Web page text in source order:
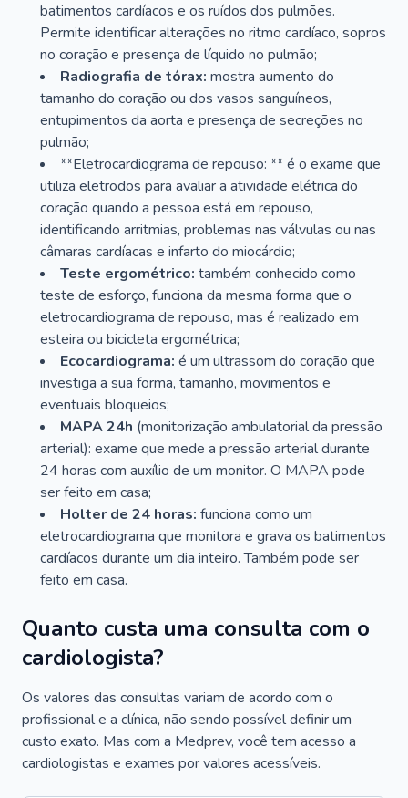
batimentos cardíacos e os ruídos dos pulmões.
Permite identificar alterações no ritmo cardíaco, sopros
no coração e presença de líquido no pulmão;
Radiografia de tórax: mostra aumento do
tamanho do coração ou dos vasos sanguíneos,
entupimentos da aorta e presença de secreções no
pulmão;
**Eletrocardiograma de repouso: ** é o exame que
utiliza eletrodos para avaliar a atividade elétrica do
coração quando a pessoa está em repouso,
identificando arritmias, problemas nas válvulas ou nas
câmaras cardíacas e infarto do miocárdio;
Teste ergométrico: também conhecido como
teste de esforço, funciona da mesma forma que o
eletrocardiograma de repouso, mas é realizado em
esteira ou bicicleta ergométrica;
Ecocardiograma: é um ultrassom do coração que
investiga a sua forma, tamanho, movimentos e
eventuais bloqueios;
MAPA 24h (monitorização ambulatorial da pressão
arterial): exame que mede a pressão arterial durante
24 horas com auxílio de um monitor. O MAPA pode
ser feito em casa;
Holter de 24 horas: funciona como um
eletrocardiograma que monitora e grava os batimentos
cardíacos durante um dia inteiro. Também pode ser
feito em casa.
Quanto custa uma consulta com o
cardiologista?
Os valores das consultas variam de acordo com o
profissional e a clínica, não sendo possível definir um
custo exato. Mas com a Medprev, você tem acesso a
cardiologistas e exames por valores acessíveis.